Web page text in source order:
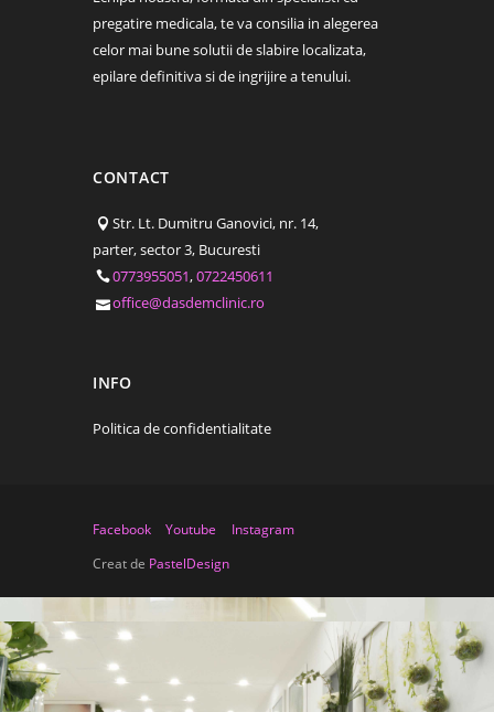
pregatire medicala, te va consilia in alegerea
celor mai bune solutii de slabire localizata,
epilare definitiva si de ingrijire a tenului.
CONTACT
Str. Lt. Dumitru Ganovici, nr. 14,
parter, sector 3, Bucuresti
0773955051,0722450611
office@dasdemclinic.ro
INFO
Politica de confidentialitate
Facebook Youtube
Instagram
Creat de PastelDesign